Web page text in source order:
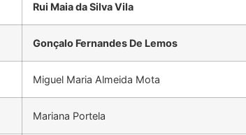
Rui Maia da Silva Vila
Gonçalo Fernandes De Lemos
Miguel Maria Almeida Mota
Mariana Portela